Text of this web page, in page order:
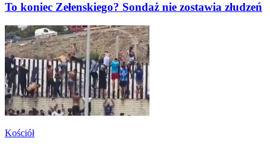
To koniec Zełenskiego? Sondaż nie zostawia złudzeń
Kościół